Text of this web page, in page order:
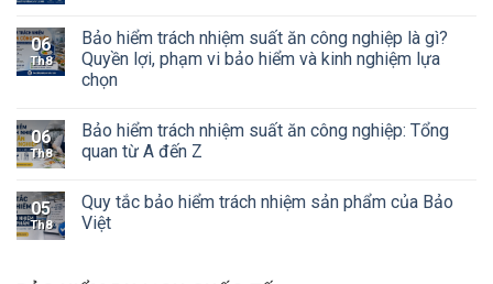
06
Th8
Bảo hiểm trách nhiệm suất ăn công nghiệp là gì?
Quyền lợi, phạm vi bảo hiểm và kinh nghiệm lựa
chọn
06
Th8
Bảo hiểm trách nhiệm suất ăn công nghiệp: Tổng
quan từ A đến Z
05
Th8
Quy tắc bảo hiểm trách nhiệm sản phẩm của Bảo
Việt